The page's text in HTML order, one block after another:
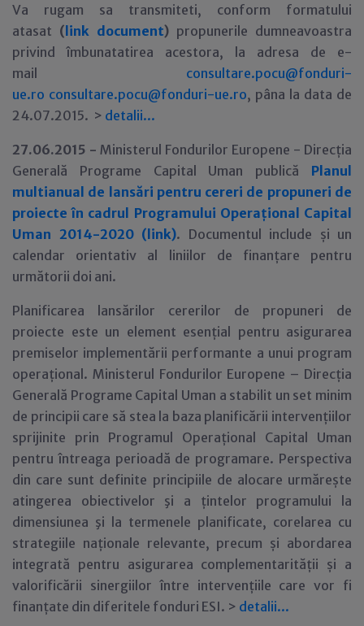
Va rugam sa transmiteti, conform formatului
atasat ( link document) propunerile dumneavoastra
privind îmbunatatirea acestora, la adresa de e-
mail consultare.pocu@fonduri-
ue.ro consultare.pocu@fonduri-ue.ro, pâna la data de
24.07.2015. > detalii...
27.06.2015 - Ministerul Fondurilor Europene - Direcția
Generală Programe Capital Uman publică Planul
multianual de lansări pentru cereri de propuneri de
proiecte în cadrul Programului Operațional Capital
Uman 2014-2020 (link). Documentul include și un
calendar orientativ al liniilor de finanțare pentru
următorii doi ani.
Planificarea lansărilor cererilor de propuneri de
proiecte este un element esențial pentru asigurarea
premiselor implementării performante a unui program
operațional. Ministerul Fondurilor Europene – Direcția
Generală Programe Capital Uman a stabilit un set minim
de principii care să stea la baza planificării intervențiilor
sprijinite prin Programul Operațional Capital Uman
pentru întreaga perioadă de programare. Perspectiva
din care sunt definite principiile de alocare urmărește
atingerea obiectivelor şi a țintelor programului la
dimensiunea şi la termenele planificate, corelarea cu
strategiile naționale relevante, precum și abordarea
integrată pentru asigurarea complementarității și a
valorificării sinergiilor între intervențiile care vor fi
finanțate din diferitele fonduri ESI. > detalii...